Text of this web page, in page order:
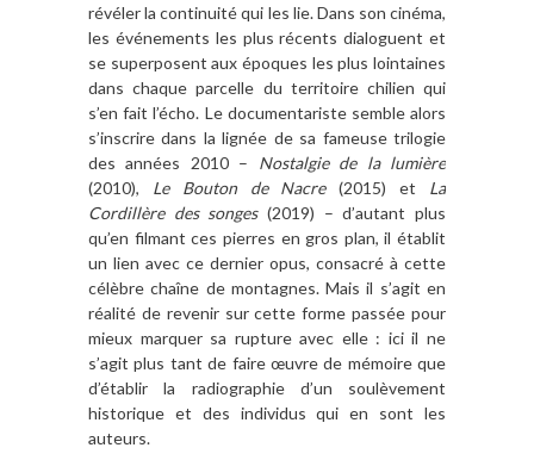
révéler la continuité qui les lie. Dans son cinéma,
les événements les plus récents dialoguent et
se superposent aux époques les plus lointaines
dans chaque parcelle du territoire chilien qui
s’en fait l’écho. Le documentariste semble alors
s’inscrire dans la lignée de sa fameuse trilogie
des années 2010 – Nostalgie de la lumière
(2010), Le Bouton de Nacre(2015) et La
Cordillère des songes (2019) – d’autant plus
qu’en filmant ces pierres en gros plan, il établit
un lien avec ce dernier opus, consacré à cette
célèbre chaîne de montagnes. Mais il s’agit en
réalité de revenir sur cette forme passée pour
mieux marquer sa rupture avec elle : ici il ne
s’agit plus tant de faire œuvre de mémoire que
d’établir la radiographie d’un soulèvement
historique et des individus qui en sont les
auteurs.